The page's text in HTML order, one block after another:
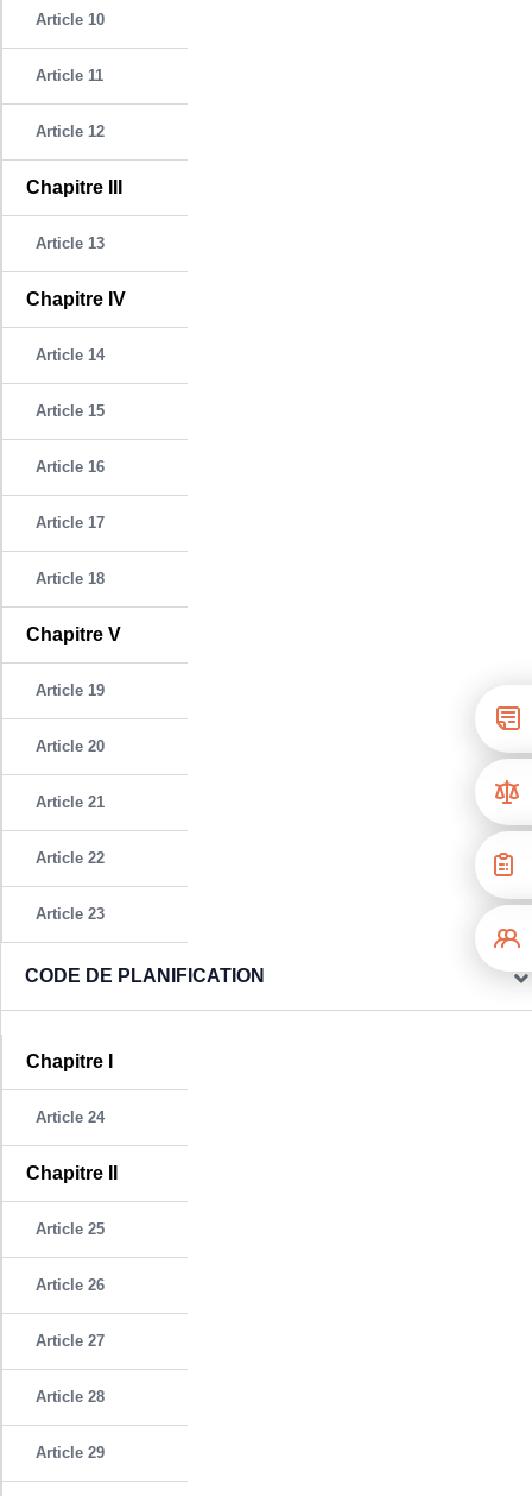
Article 10
Article 11
Article 12
Chapitre III
Article 13
Chapitre IV
Article 14
Article 15
Article 16
Article 17
Article 18
Chapitre V
Article 19
Article 20
Article 21
Article 22
Article 23
CODE DE PLANIFICATION
Chapitre I
Article 24
Chapitre II
Article 25
Article 26
Article 27
Article 28
Article 29